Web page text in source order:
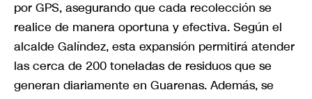
por GPS, asegurando que cada recolección se
realice de manera oportuna y efectiva. Según el
alcalde Galíndez, esta expansión permitirá atender
las cerca de 200 toneladas de residuos que se
generan diariamente en Guarenas. Además, se